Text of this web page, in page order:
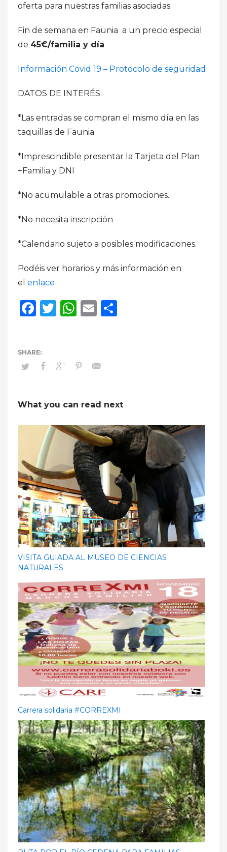
oferta para nuestras familias asociadas:
Fin de semana en Faunia a un precio especial
de 45€/familia y día
Información Covid 19 – Protocolo de seguridad
DATOS DE INTERÉS:
*Las entradas se compran el mismo día en las
taquillas de Faunia
*Imprescindible presentar la Tarjeta del Plan
+Familia y DNI
*No acumulable a otras promociones.
*No necesita inscripción
*Calendario sujeto a posibles modificaciones.
Podéis ver horarios y más información en
el enlace
Facebook
Twitter
WhatsApp
Email
What you can read next
VISITA GUIADA AL MUSEO DE CIENCIAS
NATURALES
Carrera solidaria #CORREXMI